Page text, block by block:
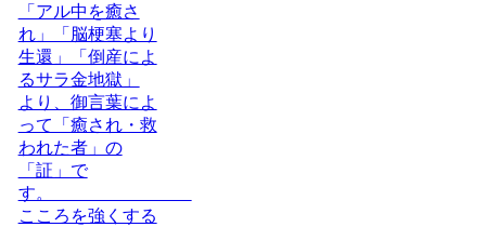
「アル中を癒さ
れ」「脳梗塞より
生還」「倒産によ
るサラ金地獄」
より、御言葉によ
って「癒され・救
われた者」の
「証」で
す。
こころを強くする